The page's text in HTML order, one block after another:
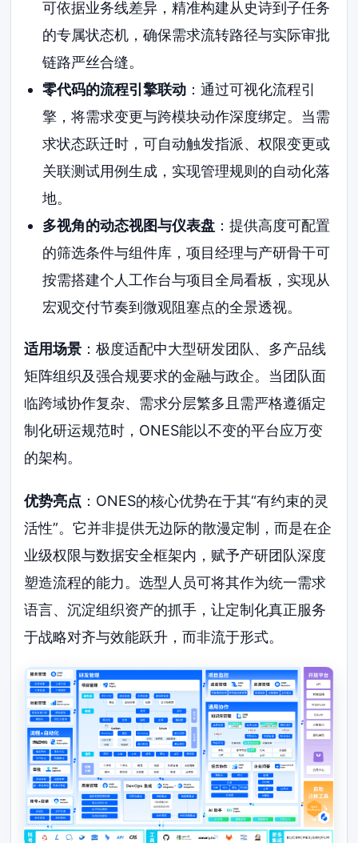
可依据业务线差异，精准构建从史诗到子任务
的专属状态机，确保需求流转路径与实际审批
链路严丝合缝。
零代码的流程引擎联动：通过可视化流程引
擎，将需求变更与跨模块动作深度绑定。当需
求状态跃迁时，可自动触发指派、权限变更或
关联测试用例生成，实现管理规则的自动化落
地。
多视角的动态视图与仪表盘：提供高度可配置
的筛选条件与组件库，项目经理与产研骨干可
按需搭建个人工作台与项目全局看板，实现从
宏观交付节奏到微观阻塞点的全景透视。
适用场景 ：极度适配中大型研发团队、多产品线
矩阵组织及强合规要求的金融与政企。当团队面
临跨域协作复杂、需求分层繁多且需严格遵循定
制化研运规范时，ONES能以不变的平台应万变
的架构。
优势亮点 ：ONES的核心优势在于其“有约束的灵
活性”。它并非提供无边际的散漫定制，而是在企
业级权限与数据安全框架内，赋予产研团队深度
塑造流程的能力。选型人员可将其作为统一需求
语言、沉淀组织资产的抓手，让定制化真正服务
于战略对齐与效能跃升，而非流于形式。